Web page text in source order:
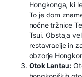
Hongkonga, ki
To je dom
nočne tržnice
Tsui. Obstaja
restavracije in
obzorje
Otok Lantau: